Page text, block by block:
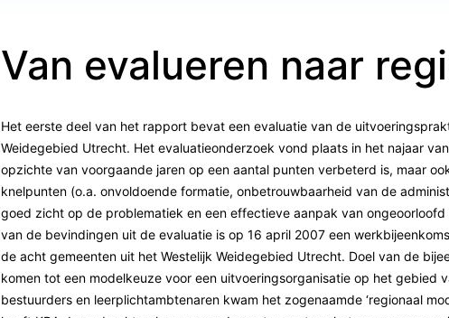
Van evalueren naar
Het eerste deel van het rapport bevat een evaluatie van de
Weidegebied Utrecht. Het evaluatieonderzoek vond plaats in het najaar
opzichte van voorgaande jaren op een aantal punten verbeterd is, maar
knelpunten (o.a. onvoldoende formatie, onbetrouwbaarheid van de
goed zicht op de problematiek en een effectieve aanpak van
van de bevindingen uit de evaluatie is op 16 april 2007 een
de acht gemeenten uit het Westelijk Weidegebied Utrecht. Doel van de
komen tot een modelkeuze voor een uitvoeringsorganisatie op het gebied
bestuurders en leerplichtambtenaren kwam het zogenaamde ‘regionaal